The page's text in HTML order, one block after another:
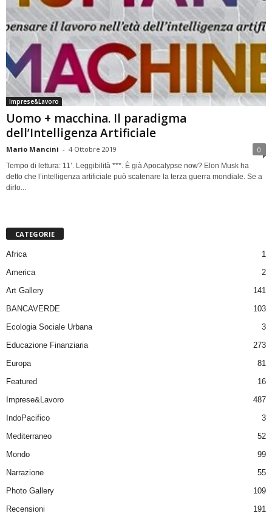
Imprese&Lavoro
Uomo + macchina. Il paradigma
dell’Intelligenza Artificiale
Mario Mancini - 4 Ottobre 2019 0
Tempo di lettura: 11’. Leggibilità ***. È già Apocalypse now? Elon Musk ha
detto che l’intelligenza artificiale può scatenare la terza guerra mondiale. Se a
dirlo...
CATEGORIE
Africa
1
America
2
Art Gallery
141
BANCAVERDE
103
Ecologia Sociale Urbana
3
Educazione Finanziaria
273
Europa
81
Featured
16
Imprese&Lavoro
487
IndoPacifico
3
Mediterraneo
52
Mondo
99
Narrazione
55
Photo Gallery
109
Recensioni
191